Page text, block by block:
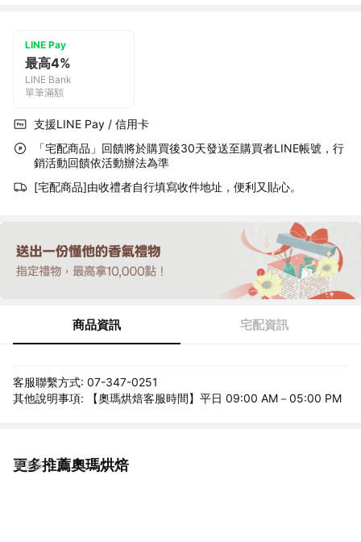
LINE Pay
最高4%
LINE Bank
單筆滿額
支援LINE Pay / 信用卡
「宅配商品」回饋將於購買後30天發送至購買者LINE帳號，行
銷活動回饋依活動辦法為準
[宅配商品]由收禮者自行填寫收件地址，便利又貼心。
商品資訊 宅配資訊
客服聯繫方式: 07-347-0251
其他說明事項: 【奧瑪烘焙客服時間】平日 09:00 AM－05:00 PM
更多推薦奧瑪烘焙
看更多